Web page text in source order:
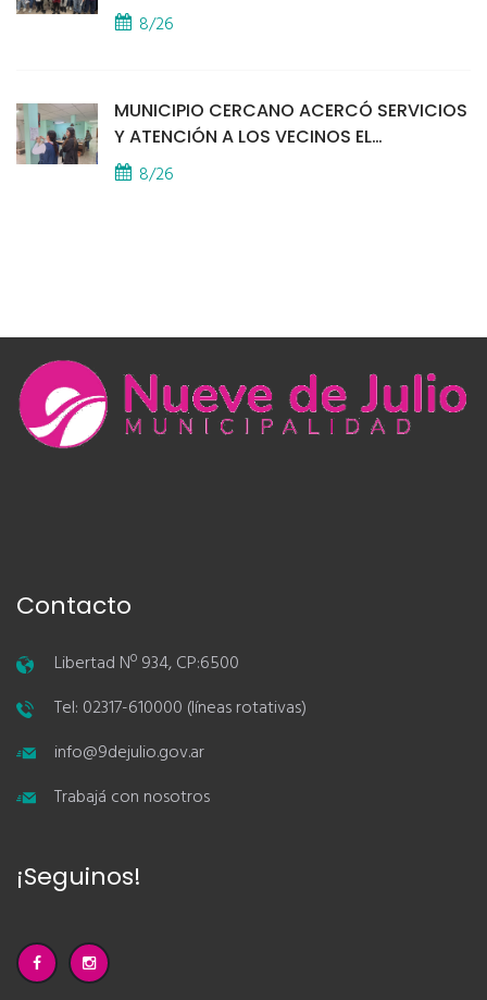
8/26
MUNICIPIO CERCANO ACERCÓ SERVICIOS
Y ATENCIÓN A LOS VECINOS EL
PROVINCIAL
8/26
Contacto
Libertad Nº 934, CP:6500
Tel: 02317-610000 (líneas rotativas)
info@9dejulio.gov.ar
Trabajá con nosotros
¡Seguinos!